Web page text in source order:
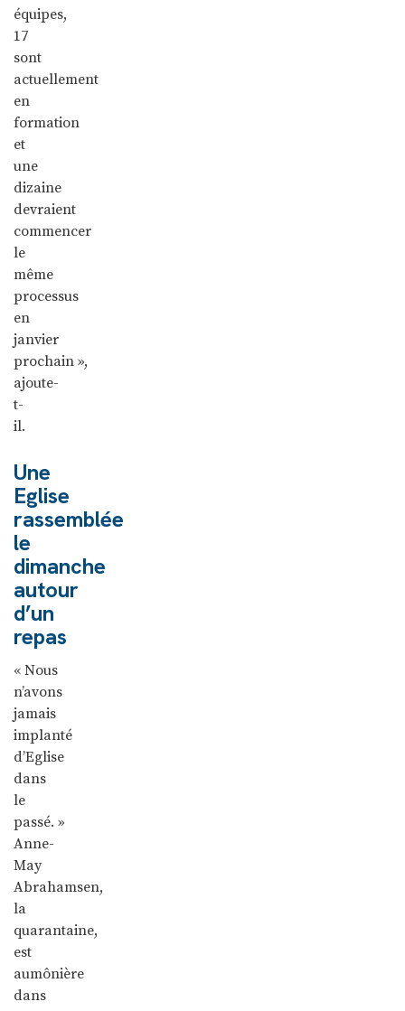
équipes,
17
sont
actuellement
en
formation
et
une
dizaine
devraient
commencer
le
même
processus
en
janvier
prochain »,
ajoute-
t-
il.
Une
Eglise
rassemblée
le
dimanche
autour
d’un
repas
« Nous
n’avons
jamais
implanté
d’Eglise
dans
le
passé. »
Anne-
May
Abrahamsen,
la
quarantaine,
est
aumônière
dans